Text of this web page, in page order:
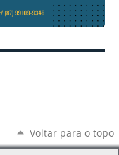
Voltar para o topo